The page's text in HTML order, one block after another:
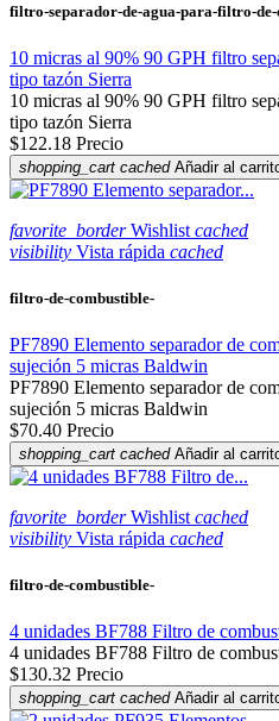
filtro-separador-de-agua-para-filtro-de-
10 micras al 90% 90 GPH filtro
tipo tazón Sierra
10 micras al 90% 90 GPH filtro
tipo tazón Sierra
$122.18 Precio
shopping_cart cached Añadir al
favorite_border Wishlist cached
visibility Vista rápida cached
filtro-de-combustible-
PF7890 Elemento separador de
sujeción 5 micras Baldwin
PF7890 Elemento separador de
sujeción 5 micras Baldwin
$70.40 Precio
shopping_cart cached Añadir al
favorite_border Wishlist cached
visibility Vista rápida cached
filtro-de-combustible-
4 unidades BF788 Filtro de
4 unidades BF788 Filtro de
$130.32 Precio
shopping_cart cached Añadir al